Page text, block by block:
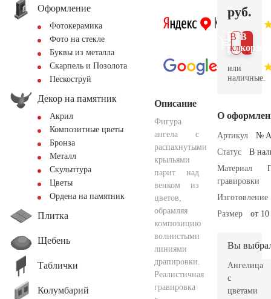
Оформление
Фотокерамика
Фото на стекле
Буквы из металла
Скарпель и Позолота
Пескоструй
Декор на памятник
Акрил
Композитные цветы
Бронза
Металл
Скульптура
Цветы
Ордена на памятник
Плитка
Щебень
Таблички
Колумбарий
Описание
Фигура
ангела с
распахнутыми
крыльями
парит над
венком из
цветов,
обрамляя
композицию
волнистыми
линиями
драпировки.
Реалистичная
гравировка
руб.
В
В 1
клик
или
наличные.
О
Артикул
№
Статус
В
Материал
гравировки
Изготовление
Размер
от
Вы
Ангелица
с
цветами